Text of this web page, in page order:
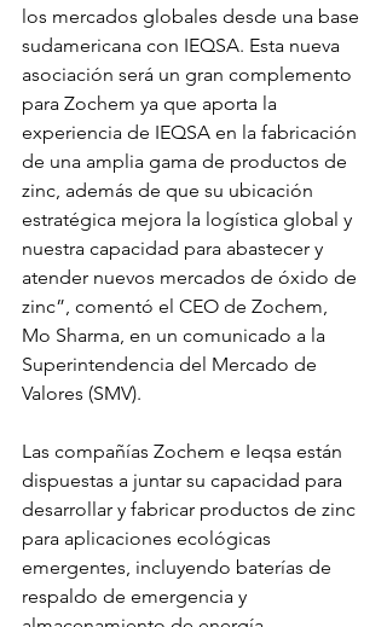
los mercados globales desde una base
sudamericana con IEQSA. Esta nueva
asociación será un gran complemento
para Zochem ya que aporta la
experiencia de IEQSA en la fabricación
de una amplia gama de productos de
zinc, además de que su ubicación
estratégica mejora la logística global y
nuestra capacidad para abastecer y
atender nuevos mercados de óxido de
zinc”, comentó el CEO de Zochem,
Mo Sharma, en un comunicado a la
Superintendencia del Mercado de
Valores (SMV).
Las compañías Zochem e Ieqsa están
dispuestas a juntar su capacidad para
desarrollar y fabricar productos de zinc
para aplicaciones ecológicas
emergentes, incluyendo baterías de
respaldo de emergencia y